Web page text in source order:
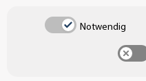
UNSER
Notwendig